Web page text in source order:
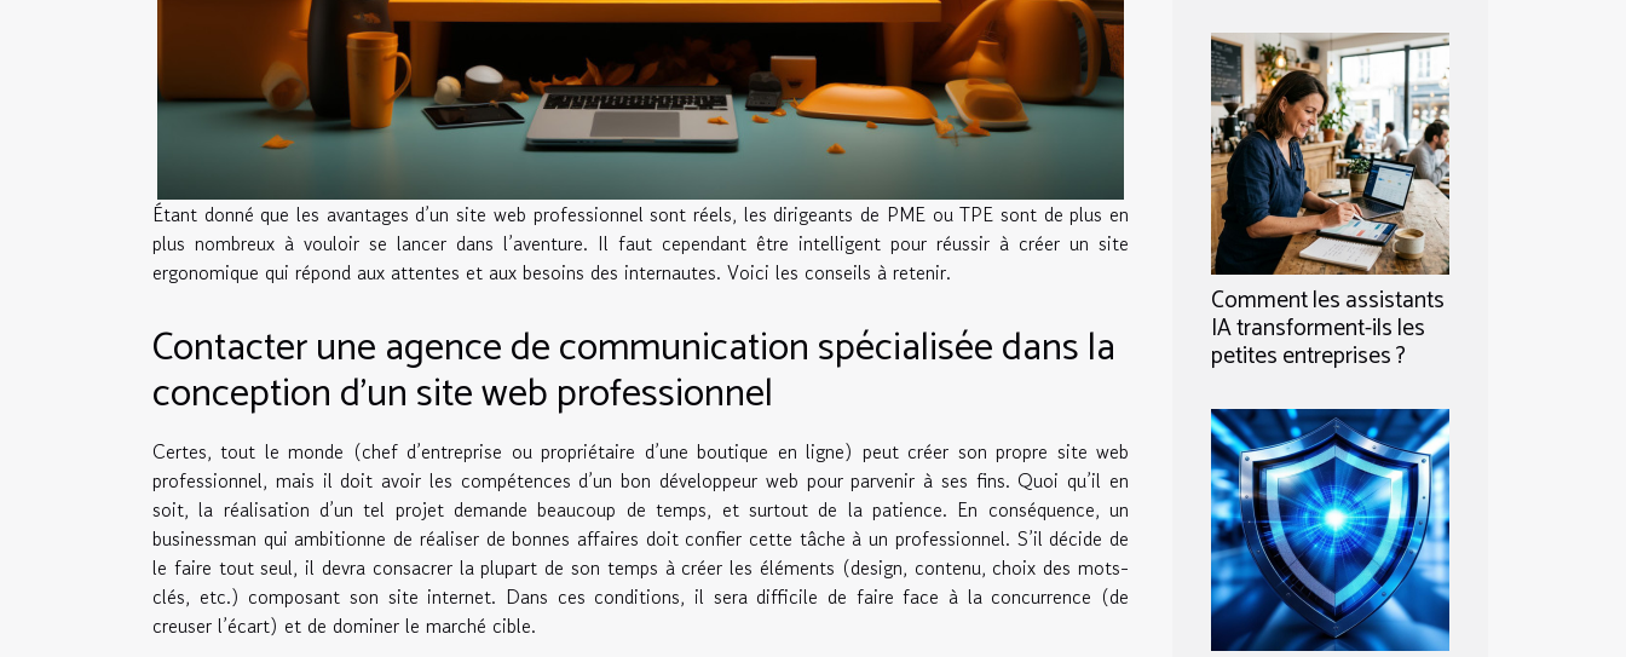
Étant donné que les avantages d’un site web professionnel sont réels, les dirigeants de PME ou TPE sont de plus en
plus nombreux à vouloir se lancer dans l’aventure. Il faut cependant être intelligent pour réussir à créer un site
ergonomique qui répond aux attentes et aux besoins des internautes. Voici les conseils à retenir.
Contacter une agence de communication spécialisée dans la
conception d’un site web professionnel
Certes, tout le monde (chef d’entreprise ou propriétaire d’une boutique en ligne) peut créer son propre site web
professionnel, mais il doit avoir les compétences d’un bon développeur web pour parvenir à ses fins. Quoi qu’il en
soit, la réalisation d’un tel projet demande beaucoup de temps, et surtout de la patience. En conséquence, un
businessman qui ambitionne de réaliser de bonnes affaires doit confier cette tâche à un professionnel. S’il décide de
le faire tout seul, il devra consacrer la plupart de son temps à créer les éléments (design, contenu, choix des mots-
clés, etc.) composant son site internet. Dans ces conditions, il sera difficile de faire face à la concurrence (de
creuser l’écart) et de dominer le marché cible.
Comment les assistants
IA transforment-ils les
petites entreprises ?